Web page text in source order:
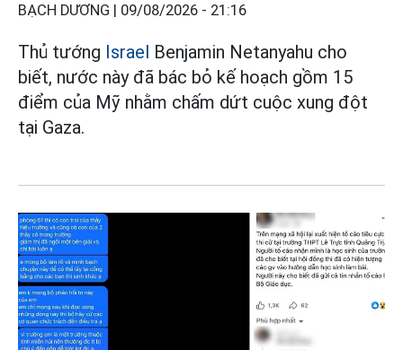
BẠCH DƯƠNG | 09/08/2026 - 21:16
Thủ tướng Israel Benjamin Netanyahu cho
biết, nước này đã bác bỏ kế hoạch gồm 15
điểm của Mỹ nhằm chấm dứt cuộc xung đột
tại Gaza.